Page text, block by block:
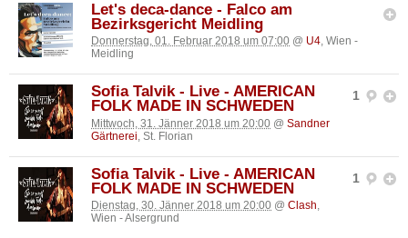
Let's deca-dance - Falco am
Bezirksgericht Meidling
Donnerstag, 01. Februar 2018 um 07:00 @ U4, Wien -
Meidling
1
Sofia Talvik - Live - AMERICAN
FOLK MADE IN SCHWEDEN
Mittwoch, 31. Jänner 2018 um 20:00 @ Sandner
Gärtnerei , St. Florian
1
Sofia Talvik - Live - AMERICAN
FOLK MADE IN SCHWEDEN
Dienstag, 30. Jänner 2018 um 20:00 @ Clash,
Wien - Alsergrund